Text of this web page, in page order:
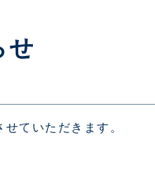
せ
ていただきます。